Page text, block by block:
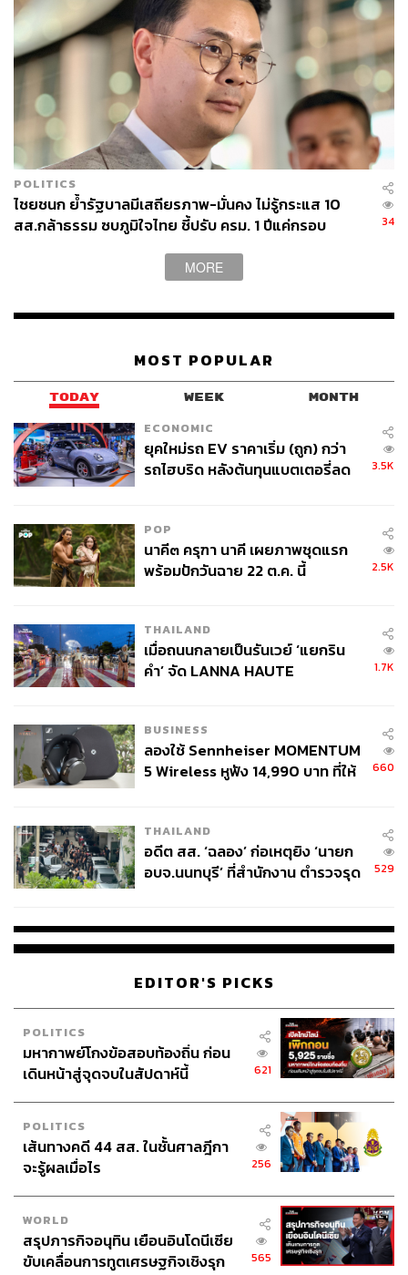
ด้านเครือข่ายการบินและสินค้าการท่องเที่ยวระดับนานาชาติ
ซึ่งจะเริ่มให้บริการตั้งแต่วันที่ 2 กรกฎาคม 2569 เป็นต้นไป
จำนวน 4 เที่ยวบินต่อสัปดาห์
ดังนั้น ภาคเอกชนไทยยังเสนอ ‘พิมพ์เขียว ความร่วมมือทาง
เศรษฐกิจ 3 ด้าน เพื่อเปลี่ยนความสัมพันธ์จากการแข่งขัน มา
เป็นการผนึกจุดแข็งร่วมกันสู้ตลาดโลก
เวียดนามไร้หนี้ครัวเรือน เก่งด้านชิป-เกษตรกรรม
ด้านแรกคือ Connect Supply Chain หรือการเชื่อมห่วงโซ่
ด้านต้นทุนและผลผลิตต่อไร่ ขณะที่ไทยเชี่ยวชาญเทคโนโลยี
จะยกระดับศักยภาพการส่งออกอาหารของภูมิภาคทันที
ด้านที่สองคือ Connect Digital & Social การเชื่อมโยง
เทคโนโลยีและสังคม การศึกษา เช่น เวียดนามเก่งเรื่องเซมิ
คอนดักเตอร์
“วันนี้ก็ต้องยอมรับว่าเวียดนามกำลังก้าวหน้าอย่างรวดเร็ว
ด้าน Soft Power เช่น การผลิตภาพยนตร์ ที่ใช้เทคโนโลยีและ
กราฟิกจากเวียดนาม ผสานกับประสบการณ์การผลิตและ
โลเคชันของไทย เพื่อเพิ่มขีดความสามารถในการแข่งขัน
ส่วนด้านสุดท้ายคือ Connect Sustainability หรือความร่วม
มือด้านความยั่งยืน ผ่านการพัฒนา Green Energy และเป้า
หมาย Net Zero เพื่อรองรับอุตสาหกรรมยุคใหม่อย่าง Data
โดยเสนอให้ทั้งสองประเทศแลกเปลี่ยนองค์ความรู้ด้าน
พลังงานสะอาดและพลังงานชีวภาพ เพื่อดึงดูดการลงทุนจาก
นอกจากนี้ สนั่นยังมองเห็น ‘โอกาสทอง’ ของไทยในฐานะ
Medical Hub ของภูมิภาค โดยจากที่ได้คุยกับเพื่อนๆธุรกิจ
ของเวียดนามส่วนใหญ่ มองว่า เวียดนามมีประชากรกว่า 100
ตามหลังไทย ขณะที่ข้อจำกัดทางกฎหมายของเวียดนาม ยัง
ทำให้โรงพยาบาลต่างชาติเข้าไปดำเนินธุรกิจได้ยาก
หากดึงผู้ป่วยเวียดนามที่มีกำลังซื้อเข้ามารักษาในไทยได้ จะ
กลายเป็นรายได้มหาศาลของประเทศ” เขากล่าว
สนั่นเตือนว่า ไทยกำลังเผชิญแรงกดดันทางเศรษฐกิจจาก
เวียดนามมากขึ้น
แม้ปัจจุบัน GDP ไทยจะยังอยู่ที่ประมาณ 5.6 แสนล้าน
ดอลลาร์สหรัฐ สูงกว่าเวียดนามที่ราว 5.14 แสนล้านดอลลาร์
สหรัฐ แต่ช่องว่างดังกล่าวกำลังลดลงอย่างรวดเร็ว โดยเฉพาะ
ภาคส่งออกที่เวียดนามมียอดส่งออกสูงถึง 4.6 แสนล้าน
ดอลลาร์สหรัฐ
POLITICS
ไชยชนก ย้ำรัฐบาลมีเสถียรภาพ-มั่นคง ไม่รู้กระแส 10
สส.กล้าธรรม ซบภูมิใจไทย ชี้ปรับ ครม. 1 ปีแค่กรอบ
34
MORE
MOST POPULAR
TODAY WEEK MONTH
ECONOMIC
ยุคใหม่รถ EV ราคาเริ่ม (ถูก) กว่า
รถไฮบริด หลังต้นทุนแบตเตอรี่ลด
3.5K
POP
นาคี๓ ครุฑา นาคี เผยภาพชุดแรก
พร้อมปักวันฉาย 22 ต.ค. นี้
2.5K
THAILAND
เมื่อถนนกลายเป็นรันเวย์ ‘แยกริน
คำ’ จัด LANNA HAUTE
1.7K
BUSINESS
ลองใช้ Sennheiser MOMENTUM
5 Wireless หูฟัง 14,990 บาท ที่ให้
660
THAILAND
อดีต สส. ‘ฉลอง’ ก่อเหตุยิง ‘นายก
อบจ.นนทบุรี’ ที่สำนักงาน ตำรวจรุด
529
EDITOR'S PICKS
POLITICS
มหากาพย์โกงข้อสอบท้องถิ่น ก่อน
เดินหน้าสู่จุดจบในสัปดาห์นี้
621
POLITICS
เส้นทางคดี 44 สส. ในชั้นศาลฎีกา
จะรู้ผลเมื่อไร
256
WORLD
สรุปภารกิจอนุทิน เยือนอินโดนีเซีย
ขับเคลื่อนการทูตเศรษฐกิจเชิงรุก
565